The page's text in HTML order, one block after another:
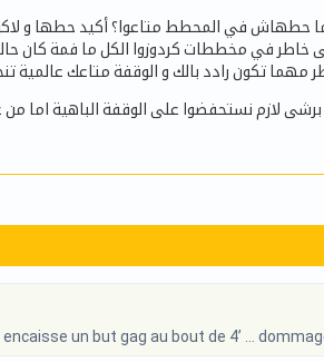
حطهاش في المحطط متاعوا؟ أكيد حطها و
خاطر في مخططات كردوزوا الكل ما فمة كان حالة
تكون رادد بالك و الوقفة متاعك عالمية
لازم نستحفضوا على الوقفة الباهية اما من
encaisse un but gag au bout de 4’ …